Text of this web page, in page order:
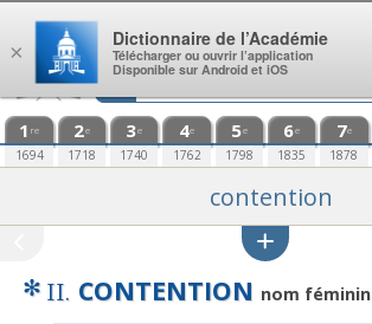
Aller au contenu
1 re
1694
2e
1718
3e
1740
4e
1762
5e
1798
6e
1835
7e
1878
contention
✻ II. CONTENTION nom féminin
×
Dictionnaire de l’Académie
Télécharger ou ouvrir l’application
Disponible sur Android et iOS